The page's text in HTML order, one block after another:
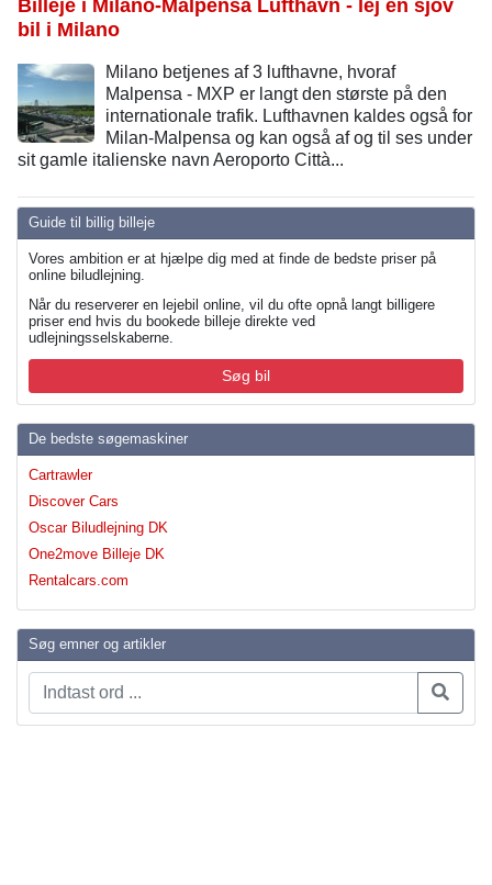
Guide til billig billeje
Vores ambition er at hjælpe dig med at finde de bedste priser på
online biludlejning.
Når du reserverer en lejebil online, vil du ofte opnå langt billigere
priser end hvis du bookede billeje direkte ved
udlejningsselskaberne.
Søg bil
De bedste søgemaskiner
Cartrawler
Discover Cars
Oscar Biludlejning DK
One2move Billeje DK
Rentalcars.com
Søg emner og artikler
Billeje i Milano-Malpensa Lufthavn - lej en sjov
bil i Milano
Milano betjenes af 3 lufthavne, hvoraf
Malpensa - MXP er langt den største på den
internationale trafik. Lufthavnen kaldes også for
Milan-Malpensa og kan også af og til ses under
sit gamle italienske navn Aeroporto Città...